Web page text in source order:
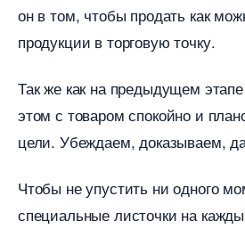
он в том, чтобы продать как
продукции в торговую точку.
Так же как на предыдущем
этом с товаром спокойно и
цели. Убеждаем, доказываем,
Чтобы не упустить ни одного
специальные листочки на